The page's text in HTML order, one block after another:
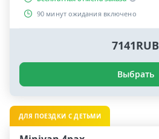
90 минут ожидания включено
7141RUB
Выбрать
ДЛЯ ПОЕЗДКИ С ДЕТЬМИ